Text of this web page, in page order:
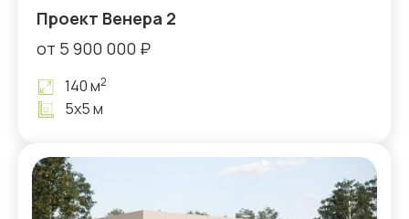
Проект Венера 2
от 5 900 000 ₽
140 м2
5х5 м